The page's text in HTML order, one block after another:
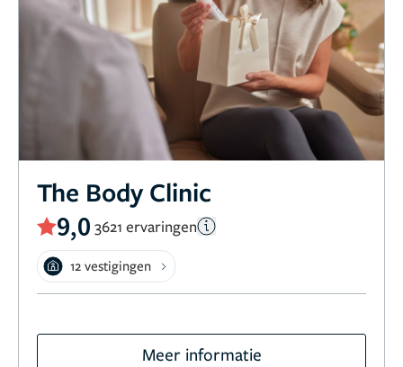
The Body Clinic
9,0 3621 ervaringen
12 vestigingen
Meer informatie